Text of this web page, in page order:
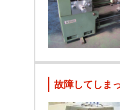
故障してしま